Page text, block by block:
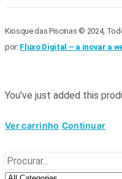
Kiosque das Piscinas © 2024,
por: Fluxo Digital – a inovar a
You've just added this
Ver carrinho Continuar